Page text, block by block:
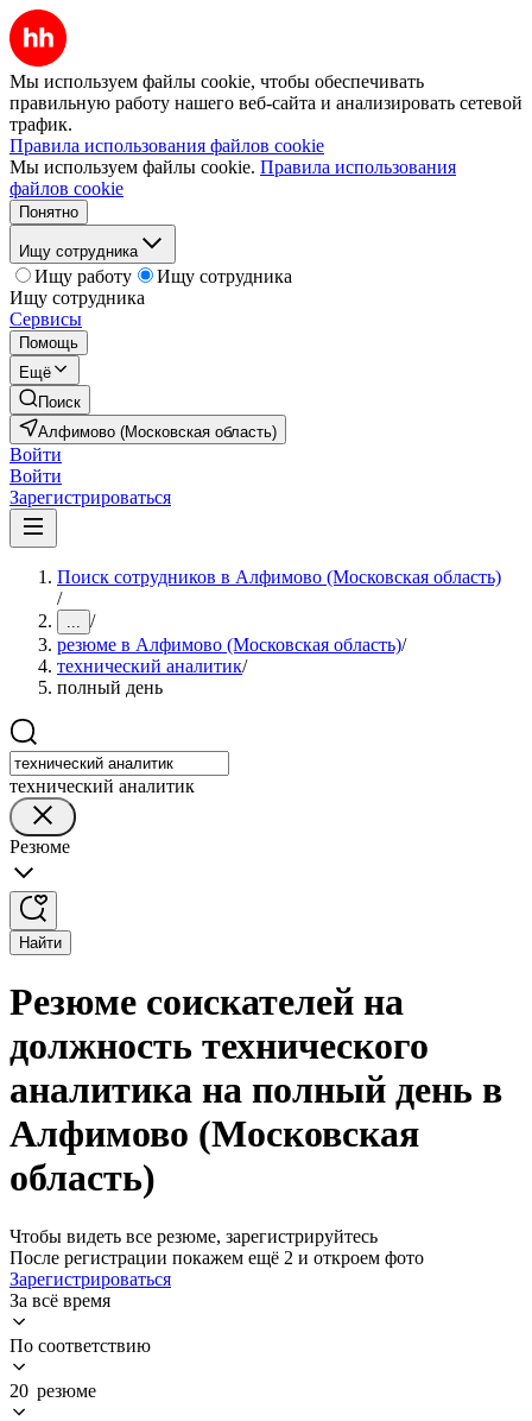
Мы используем файлы cookie, чтобы обеспечивать
правильную работу нашего веб-сайта и анализировать сетевой
трафик.
Правила использования файлов cookie
Мы используем файлы cookie. Правила использования
файлов cookie
Понятно
Ищу сотрудника
Ищу работу
Ищу сотрудника
Ищу сотрудника
Сервисы
Помощь
Ещё
Поиск
Алфимово (Московская область)
Войти
Войти
Зарегистрироваться
Поиск сотрудников в Алфимово (Московская область)
/
... /
резюме в Алфимово (Московская область)/
технический аналитик/
полный день
технический аналитик
Резюме
Найти
Резюме соискателей на
должность технического
аналитика на полный день в
Алфимово (Московская
область)
Чтобы видеть все резюме, зарегистрируйтесь
После регистрации покажем ещё 2 и откроем фото
Зарегистрироваться
За всё время
По соответствию
20 резюме